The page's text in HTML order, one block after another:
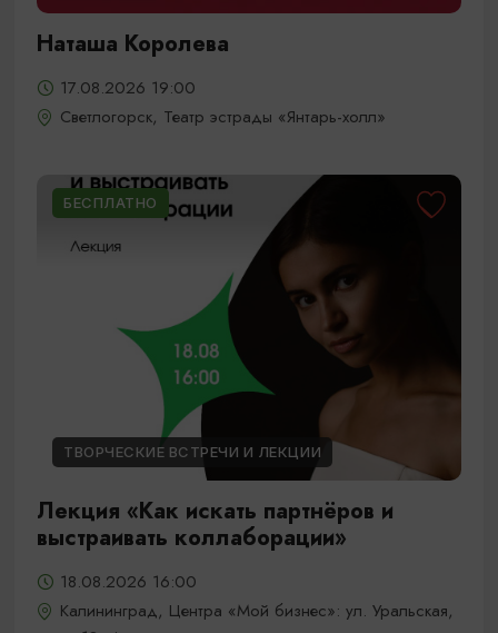
Наташа Королева
17.08.2026 19:00
Светлогорск, Театр эстрады «Янтарь-холл»
БЕСПЛАТНО
ТВОРЧЕСКИЕ ВСТРЕЧИ И ЛЕКЦИИ
Лекция «Как искать партнёров и
выстраивать коллаборации»
18.08.2026 16:00
Калининград, Центра «Мой бизнес»: ул. Уральская,